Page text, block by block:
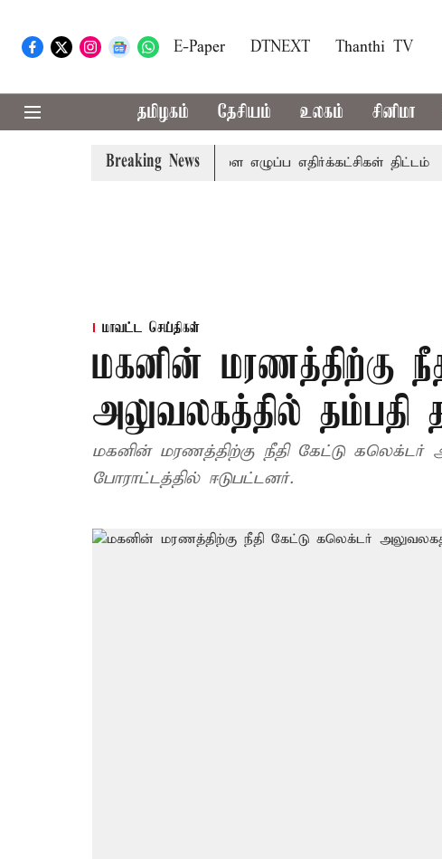
E-Paper DTNEXT Thanthi TV
தமிழகம் தேசியம் உலகம் சினிமா
Breaking News
பிரச்சினைகளை எழுப்ப எதிர்க்கட்சிகள் திட்டம்
மாவட்ட செய்திகள்
மகனின் மரணத்திற்கு
அலுவலகத்தில்
மகனின் மரணத்திற்கு நீதி கேட்டு கலெக்டர்
போராட்டத்தில் ஈடுபட்டனர்.